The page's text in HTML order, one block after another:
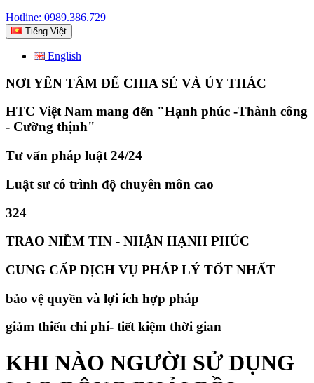
Hotline: 0989.386.729
Tiếng Việt
English
NƠI YÊN TÂM ĐỂ CHIA SẺ VÀ ỦY THÁC
HTC Việt Nam mang đến "Hạnh phúc -Thành công
- Cường thịnh"
Tư vấn pháp luật 24/24
Luật sư có trình độ chuyên môn cao
324
TRAO NIỀM TIN - NHẬN HẠNH PHÚC
CUNG CẤP DỊCH VỤ PHÁP LÝ TỐT NHẤT
bảo vệ quyền và lợi ích hợp pháp
giảm thiếu chi phí- tiết kiệm thời gian
​KHI NÀO NGƯỜI SỬ DỤNG